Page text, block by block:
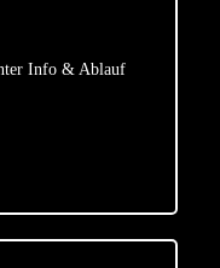
Info & Ablauf